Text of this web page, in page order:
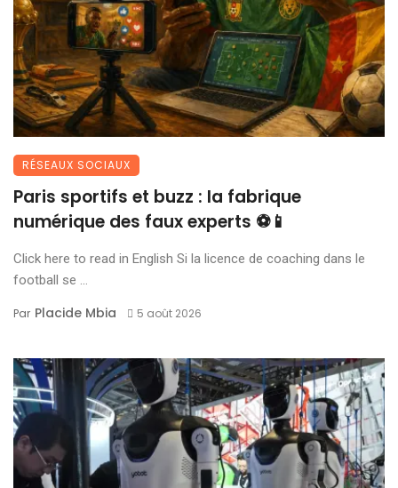
RÉSEAUX SOCIAUX
Paris sportifs et buzz : la fabrique
numérique des faux experts ⚽📱
Click here to read in English Si la licence de coaching dans le
football se ...
Par Placide Mbia 5 août 2026